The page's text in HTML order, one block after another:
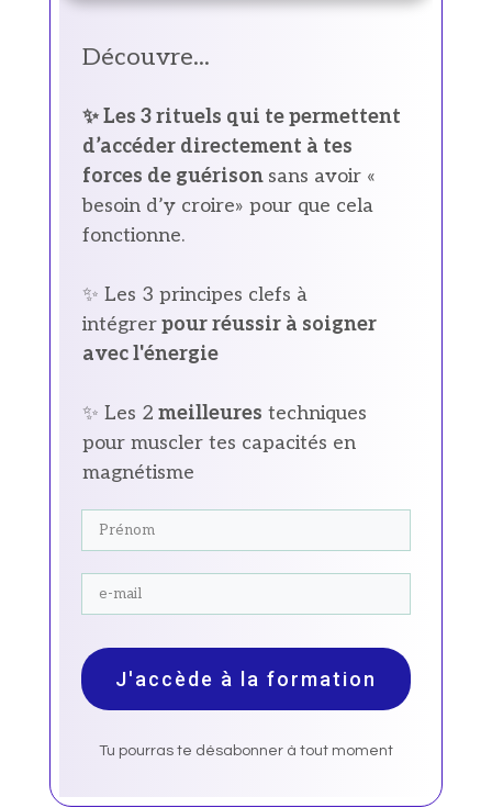
Découvre...
✨ Les 3 rituels qui te permettent
d’accéder directement à tes
forces de guérison sans avoir «
besoin d’y croire» pour que cela
fonctionne.
✨ Les 3 principes clefs à
intégrerpour réussir à soigner
avec l'énergie
✨ Les 2 meilleures techniques
pour muscler tes capacités en
magnétisme
J'accède à la formation
Tu pourras te désabonner à tout moment